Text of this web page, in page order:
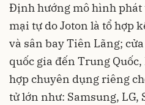
Định hướng mô hình phát
mại tự doJoton là tổ hợp
và sân bay Tiên Lãng;
quốc gia đến Trung
hợp chuyên dụng riêng
tử lớn như: Samsung, LG,